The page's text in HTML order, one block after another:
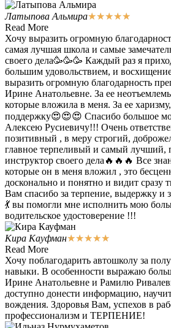
Латыпова Альмира★★★★★
Read More
Хочу выразить огромную
самая лучшая школа и самые
своего дела🥳🥳🥳 Каждый раз я
большим удовольствием, и
выразить огромную благодарность
Ирине Анатольевне. За ее
которые вложила в меня. За ее
поддержку😍😍😍 Спасибо большое
Алексею Русиевичу!!! Очень
позитивный , в меру строгий,
главное терпеливый и самый лучший,
инструктор своего дела🔥🔥🔥 Все
которые он в меня вложил , это
досконально и понятно и видит
Вам спасибо за терпение, выдержку и
💃 вы помогли мне исполнить мою
водительское удостоверение !!!
Кира Кауфман★★★★★
Read More
Хочу поблагодарить автошколу за
навыки. В особенности выражаю
Ирине Анатольевне и Рамилю
доступно донести информацию,
вождения. Здоровья Вам, успехов в
профессионализм и ТЕРПЕНИЕ!